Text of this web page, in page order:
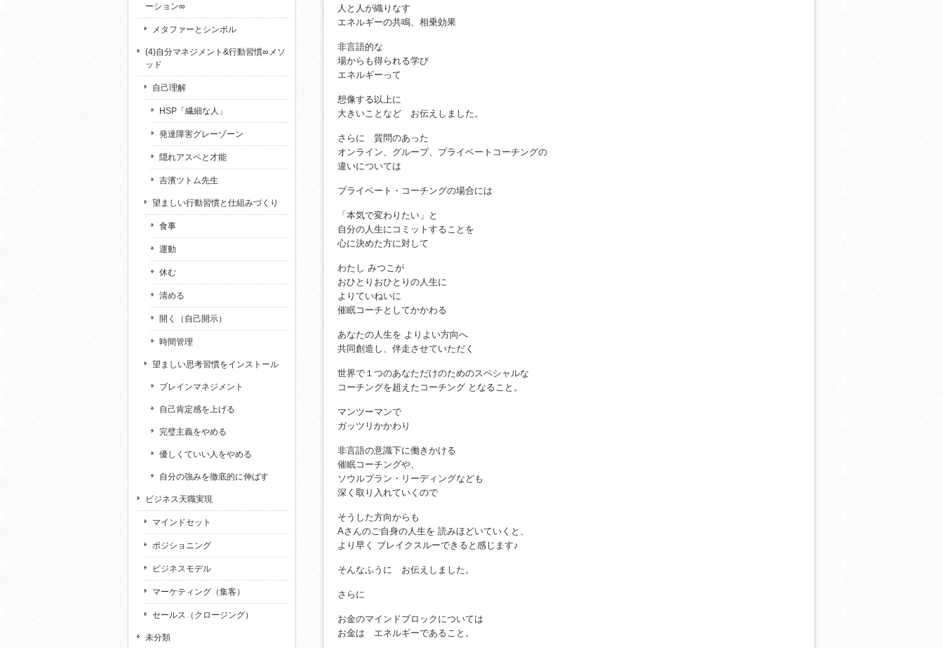
人と人が織りなす
エネルギーの共鳴、相乗効果
非言語的な
場からも得られる学び
エネルギーって
想像する以上に
大きいことなど お伝えしました。
さらに 質問のあった
オンライン、グループ、プライベートコーチングの
違いについては
プライベート・コーチングの場合には
「本気で変わりたい」と
自分の人生にコミットすることを
心に決めた方に対して
わたし みつこが
おひとりおひとりの人生に
よりていねいに
催眠コーチとしてかかわる
あなたの人生を よりよい方向へ
共同創造し、伴走させていただく
世界で１つのあなただけのためのスペシャルな
コーチングを超えたコーチング となること。
マンツーマンで
ガッツリかかわり
非言語の意識下に働きかける
催眠コーチングや、
ソウルプラン・リーディングなども
深く取り入れていくので
そうした方向からも
Aさんのご自身の人生を 読みほどいていくと、
より早く ブレイクスルーできると感じます♪
そんなふうに お伝えしました。
さらに
お金のマインドブロックについては
お金は エネルギーであること。
ーション∞
メタファーとシンボル
(4)自分マネジメント&行動習慣∞メソ
ッド
自己理解
HSP「繊細な人」
発達障害グレーゾーン
隠れアスペと才能
吉濱ツトム先生
望ましい行動習慣と仕組みづくり
食事
運動
休む
清める
開く（自己開示）
時間管理
望ましい思考習慣をインストール
ブレインマネジメント
自己肯定感を上げる
完璧主義をやめる
優しくていい人をやめる
自分の強みを徹底的に伸ばす
ビジネス天職実現
マインドセット
ポジショニング
ビジネスモデル
マーケティング（集客）
セールス（クロージング）
未分類